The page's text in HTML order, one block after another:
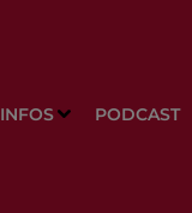
INFOS PODCAST